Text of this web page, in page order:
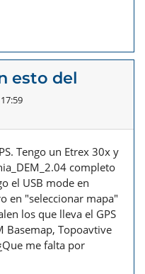
esto del
Tengo un Etrex 30x y
completo
el USB mode en
en "seleccionar mapa"
los que lleva el GPS
Basemap, Topoavtive
me falta por